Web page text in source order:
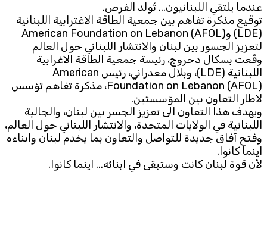
عندما يلتقي اللبنانيون... تُولد الفرص.
توقيع مذكرة تفاهم بين جمعية الطاقة الاغترابية اللبنانية
(LDE) وAmerican Foundation on Lebanon (AFOL)
لتعزيز الجسور بين لبنان والانتشار اللبناني حول العالم
وقّعت بسكال دحروج، رئيسة جمعية الطاقة الاغرابية
اللبنانية (LDE)، وبلال معدراني، رئيس American
Foundation on Lebanon (AFOL)، مذكرة تفاهم تؤسس
لاطار التعاون بين المؤسستين.
ويهدف هذا التعاون الى تعزيز الجسر بين لبنان، والجالية
اللبنانية في الولايات المتحدة، والانتشار اللبناني حول العالم،
وفتح آفاق جديدة للتواصل والتعاون بما يخدم لبنان وابناءه
اينما كانوا.
لأن قوة لبنان كانت وستبقى في ابنائه... اينما كانوا.